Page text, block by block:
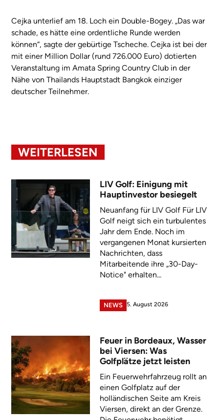
Cejka unterlief am 18. Loch ein Double-Bogey. „Das war
schade, es hätte eine ordentliche Runde werden
können“, sagte der gebürtige Tscheche. Cejka ist bei der
mit einer Million Dollar (rund 726.000 Euro) dotierten
Veranstaltung im Amata Spring Country Club in der
Nähe von Thailands Hauptstadt Bangkok einziger
deutscher Teilnehmer.
WEITERLESEN
LIV Golf: Einigung mit
Hauptinvestor besiegelt
Neuanfang für LIV Golf Für LIV
Golf neigt sich ein turbulentes
Jahr dem Ende. Noch im
vergangenen Monat kursierten
Nachrichten, dass
Mitarbeitende ihre „30-Day-
Notice" erhalten...
NEWS 5. August 2026
Feuer in Bordeaux, Wasser
bei Viersen: Was
Golfplätze jetzt leisten
Ein Feuerwehrfahrzeug rollt an
einen Golfplatz auf der
holländischen Seite am Kreis
Viersen, direkt an der Grenze.